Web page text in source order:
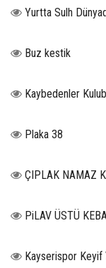
Yurtta Sulh
Buz kestik
Kaybedenler
Plaka 38
ÇIPLAK NAMAZ
PiLAV ÜSTÜ
Kayserispor Keyif